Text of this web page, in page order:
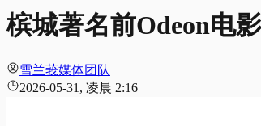
槟城著名前Odeon电
雪兰莪媒体团队
2026-05-31, 凌晨 2:16